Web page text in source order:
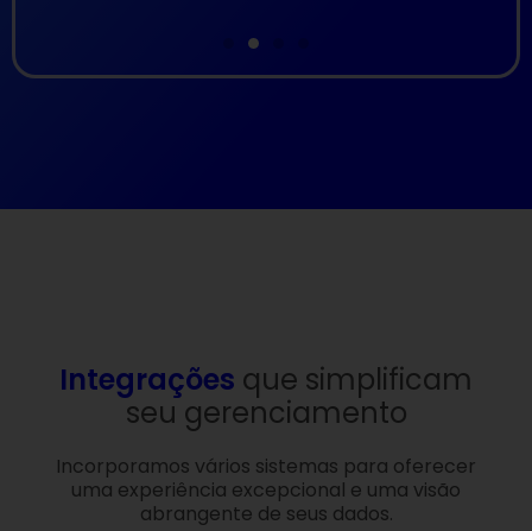
Integrações que simplificam
seu gerenciamento
Incorporamos vários sistemas para oferecer
uma experiência excepcional e uma visão
abrangente de seus dados.